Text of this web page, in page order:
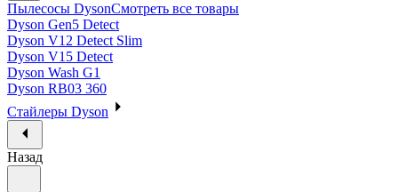
Пылесосы DysonСмотреть все товары
Dyson Gen5 Detect
Dyson V12 Detect Slim
Dyson V15 Detect
Dyson Wash G1
Dyson RB03 360
Стайлеры Dyson
Назад